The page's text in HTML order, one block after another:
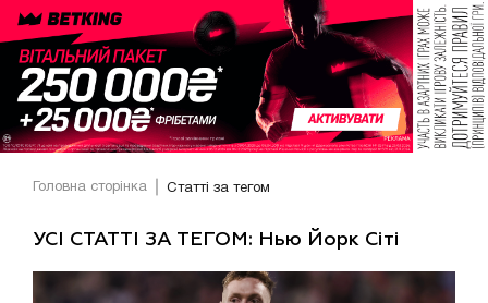
Головна сторінка Статті за тегом
УСІ СТАТТІ ЗА ТЕГОМ: Нью Йорк Сіті